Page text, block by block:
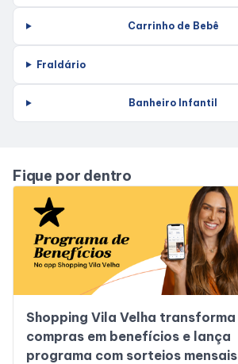
Fique Por Dentro
Lojas e Restaurantes
Lojas
Alimentação
Carrinho de Bebê
Fraldário
Banheiro Infantil
Fique por dentro
Shopping Vila Velha transforma
compras em benefícios e lança
programa com sorteios mensais